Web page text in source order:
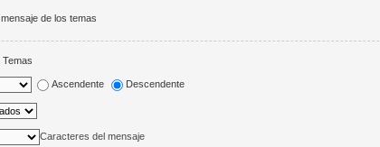
de los temas
Temas
Ascendente Descendente
Caracteres del mensaje